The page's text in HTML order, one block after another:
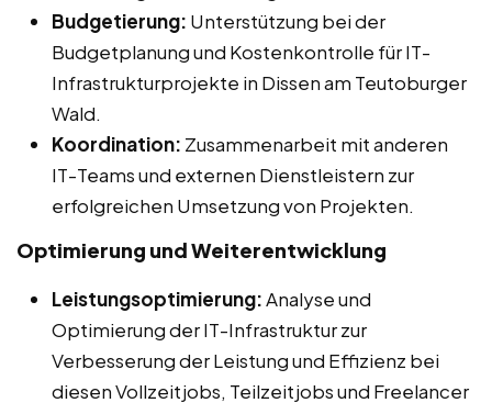
Budgetierung: Unterstützung bei der
Budgetplanung und Kostenkontrolle für IT-
Infrastrukturprojekte in Dissen am Teutoburger
Wald.
Koordination: Zusammenarbeit mit anderen
IT-Teams und externen Dienstleistern zur
erfolgreichen Umsetzung von Projekten.
Optimierung und Weiterentwicklung
Leistungsoptimierung:Analyse und
Optimierung der IT-Infrastruktur zur
Verbesserung der Leistung und Effizienz bei
diesen Vollzeitjobs, Teilzeitjobs und Freelancer